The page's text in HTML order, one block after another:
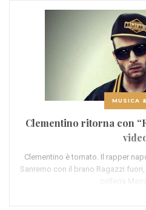
MUSICA
Clementino ritorna con
Clementino è tornato. Il rapper
Sanremo con il brano Ragazzi
collega